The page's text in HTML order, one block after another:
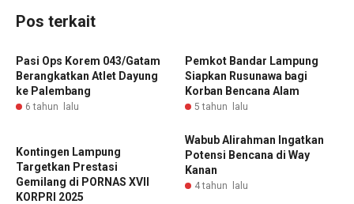
Pos terkait
Pasi Ops Korem 043/Gatam
Berangkatkan Atlet Dayung
ke Palembang
6 tahun lalu
Pemkot Bandar Lampung
Siapkan Rusunawa bagi
Korban Bencana Alam
5 tahun lalu
‎Kontingen Lampung
Targetkan Prestasi
Gemilang di PORNAS XVII
KORPRI 2025 ‎
Wabub Alirahman Ingatkan
Potensi Bencana di Way
Kanan
4 tahun lalu